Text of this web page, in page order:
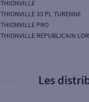
THIONVILLE
THIONVILLE 33 PL TURENNE
THIONVILLE PRO
THIONVILLE REPUBLICAIN
Les